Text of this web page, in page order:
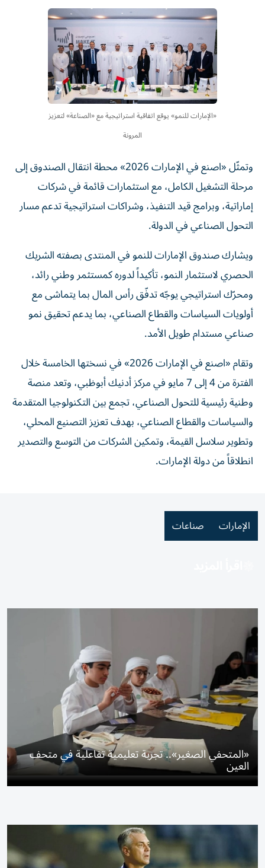
«الإمارات للنمو» يوقع اتفاقية استراتيجية مع «الصناعة» لتعزيز
المرونة
وتمثّل «اصنع في الإمارات 2026» محطة انتقال الصندوق إلى
مرحلة التشغيل الكامل، مع استثمارات قائمة في شركات
إماراتية، وبرامج قيد التنفيذ، وشراكات استراتيجية تدعم مسار
التحول الصناعي في الدولة.
ويشارك صندوق الإمارات للنمو في المنتدى بصفته الشريك
الحصري لاستثمار النمو، تأكيداً لدوره كمستثمر وطني رائد،
ومحرّك استراتيجي يوجّه تدفّق رأس المال بما يتماشى مع
أولويات السياسات والقطاع الصناعي، بما يدعم تحقيق نمو
صناعي مستدام طويل الأمد.
وتقام «اصنع في الإمارات 2026» في نسختها الخامسة خلال
الفترة من 4 إلى 7 مايو في مركز أدنيك أبوظبي، وتعد منصة
وطنية رئيسية للتحول الصناعي، تجمع بين التكنولوجيا المتقدمة
والسياسات والقطاع الصناعي، بهدف تعزيز التصنيع المحلي،
وتطوير سلاسل القيمة، وتمكين الشركات من التوسع والتصدير
انطلاقاً من دولة الإمارات.
الإمارات صناعات
«المتحفي الصغير».. تجربة تعليمية تفاعلية في متحف
العين